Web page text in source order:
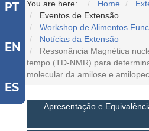
PT
EN
ES
You are here: Home
Eventos de Extensão
Workshop de Alimentos
Notícias da Extensão
Ressonância Magnética
tempo (TD-NMR) para
molecular da amilose e
Apresentação e